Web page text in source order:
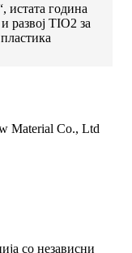
истата година
развој TIO2 за
Material Co., Ltd
со независни